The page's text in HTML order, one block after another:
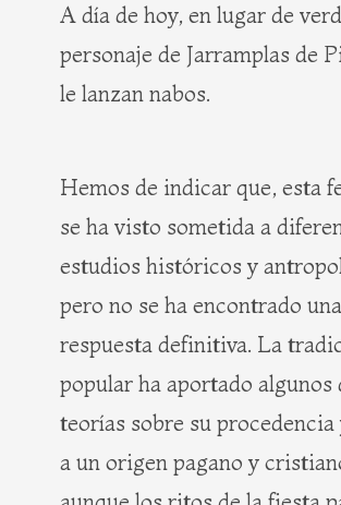
A día de hoy, en lugar de
personaje de Jarramplas de
le lanzan nabos.
Hemos de indicar que, esta
se ha visto sometida a
estudios históricos y
pero no se ha encontrado una
respuesta definitiva. La
popular ha aportado algunos
teorías sobre su procedencia
a un origen pagano y